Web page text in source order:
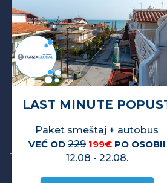
Sajt je informativnog karaktera.
što vas interesuje. Odgovorićemo
najkraćem
ZIMSKO RADNO VREME -
Subota 10-15h, Nedeljom ne
Beograd - office@forzatravel.rs
Turistička agencija - Forza Global ©.
LAST MINUTE
Paket smeštaj + autobus
VEĆ OD 229 199€ PO OSOBI!
12.08 - 22.08.